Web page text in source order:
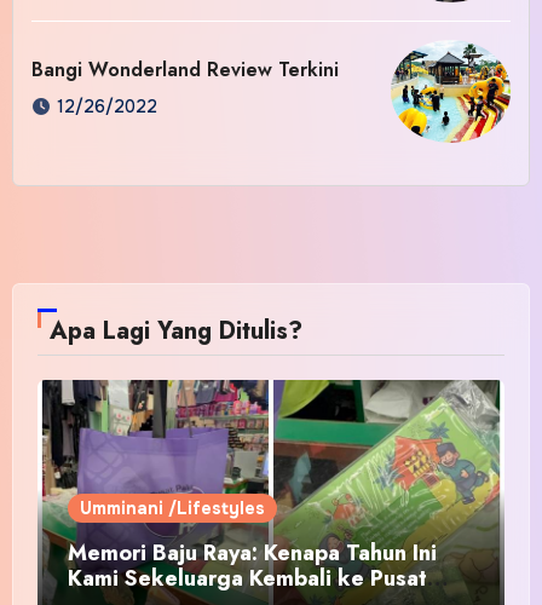
Bangi Wonderland Review Terkini
12/26/2022
Apa Lagi Yang Ditulis?
Umminani /Lifestyles
Memori Baju Raya: Kenapa Tahun Ini
Kami Sekeluarga Kembali ke Pusat